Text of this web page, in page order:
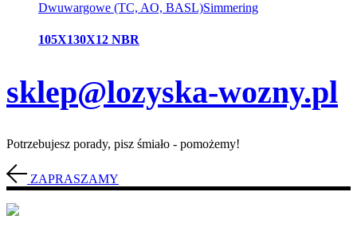
Dwuwargowe (TC, AO, BASL)Simmering
105X130X12 NBR
sklep@lozyska-wozny.pl
Potrzebujesz porady, pisz śmiało - pomożemy!
ZAPRASZAMY